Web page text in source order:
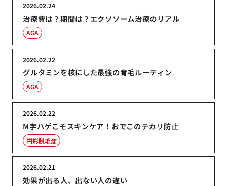
治療費は？期間は？エクソソーム治療のリアル
2026.02.24
AGA
グルタミンを核にした最強の育毛ルーティン
2026.02.22
AGA
M字ハゲこそスキンケア！おでこのテカリ防止
2026.02.22
円形脱毛症
効果が出る人、出ない人の違い
2026.02.21